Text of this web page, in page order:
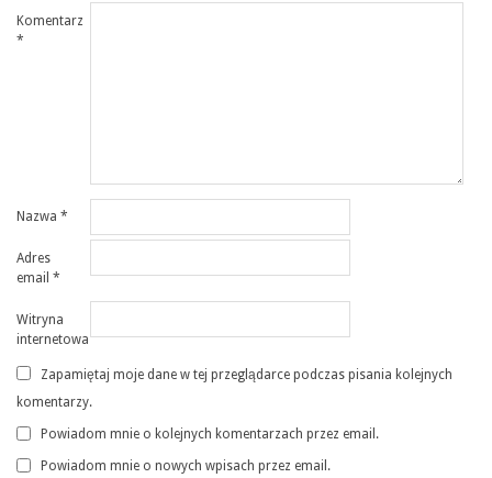
Komentarz
*
Nazwa *
Adres
email *
Witryna
internetowa
Zapamiętaj moje dane w tej przeglądarce podczas pisania kolejnych
komentarzy.
Powiadom mnie o kolejnych komentarzach przez email.
Powiadom mnie o nowych wpisach przez email.